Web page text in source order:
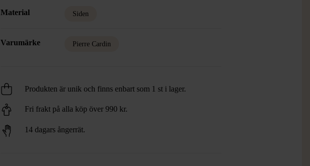
Material Siden
Varumärke Pierre Cardin
Produkten är unik och finns enbart som 1 st i lager.
Fri frakt på alla köp över 990 kr.
14 dagars ångerrät.